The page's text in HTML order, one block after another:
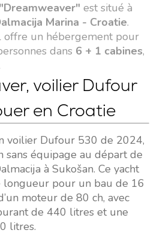
est situé à
Marina - Croatie.
offre un hébergement pour
dans 6 + 1 cabines,
voilier Dufour
en Croatie
voilier Dufour 530 de 2024,
sans équipage au départ de
à Sukošan. Ce yacht
longueur pour un bau de 16
moteur de 80 ch, avec
de 440 litres et une
litres.